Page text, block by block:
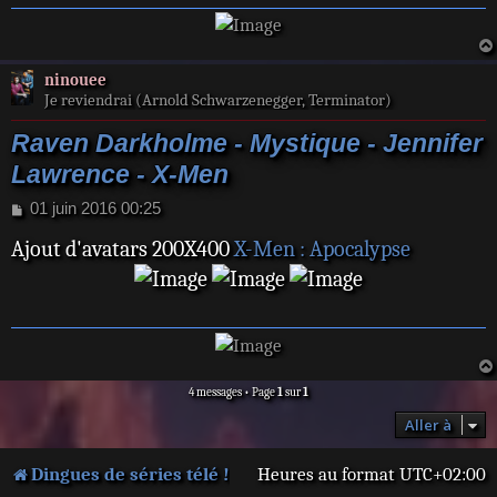
l'origine de l'extinction des
mutants dans le future il
Elle est experte en arts
martiaux et excellente
e
ninouee
Je reviendrai (Arnold Schwarzenegger, Terminator)
Raven Darkholme - Mystique - Jennifer
Lawrence - X-Men
M
s
s
e
01 juin 2016 00:25
Ajout d'avatars 200X400X-Men : Apocalypse
4 messages • Page1sur1
Aller à
Dingues de séries télé ! Heures au format UTC+02:00